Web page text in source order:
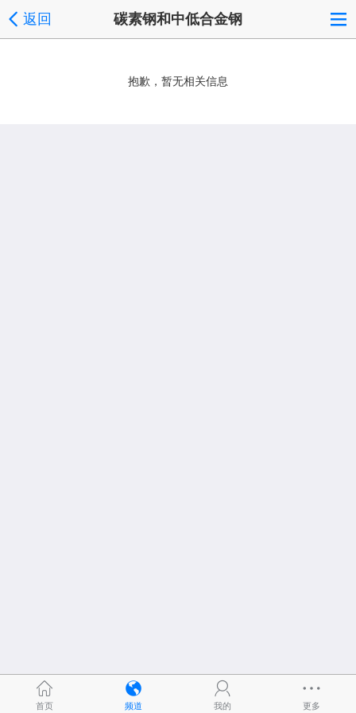
返回 碳素钢和中低合金钢
抱歉，暂无相关信息
首页 频道 我的 更多